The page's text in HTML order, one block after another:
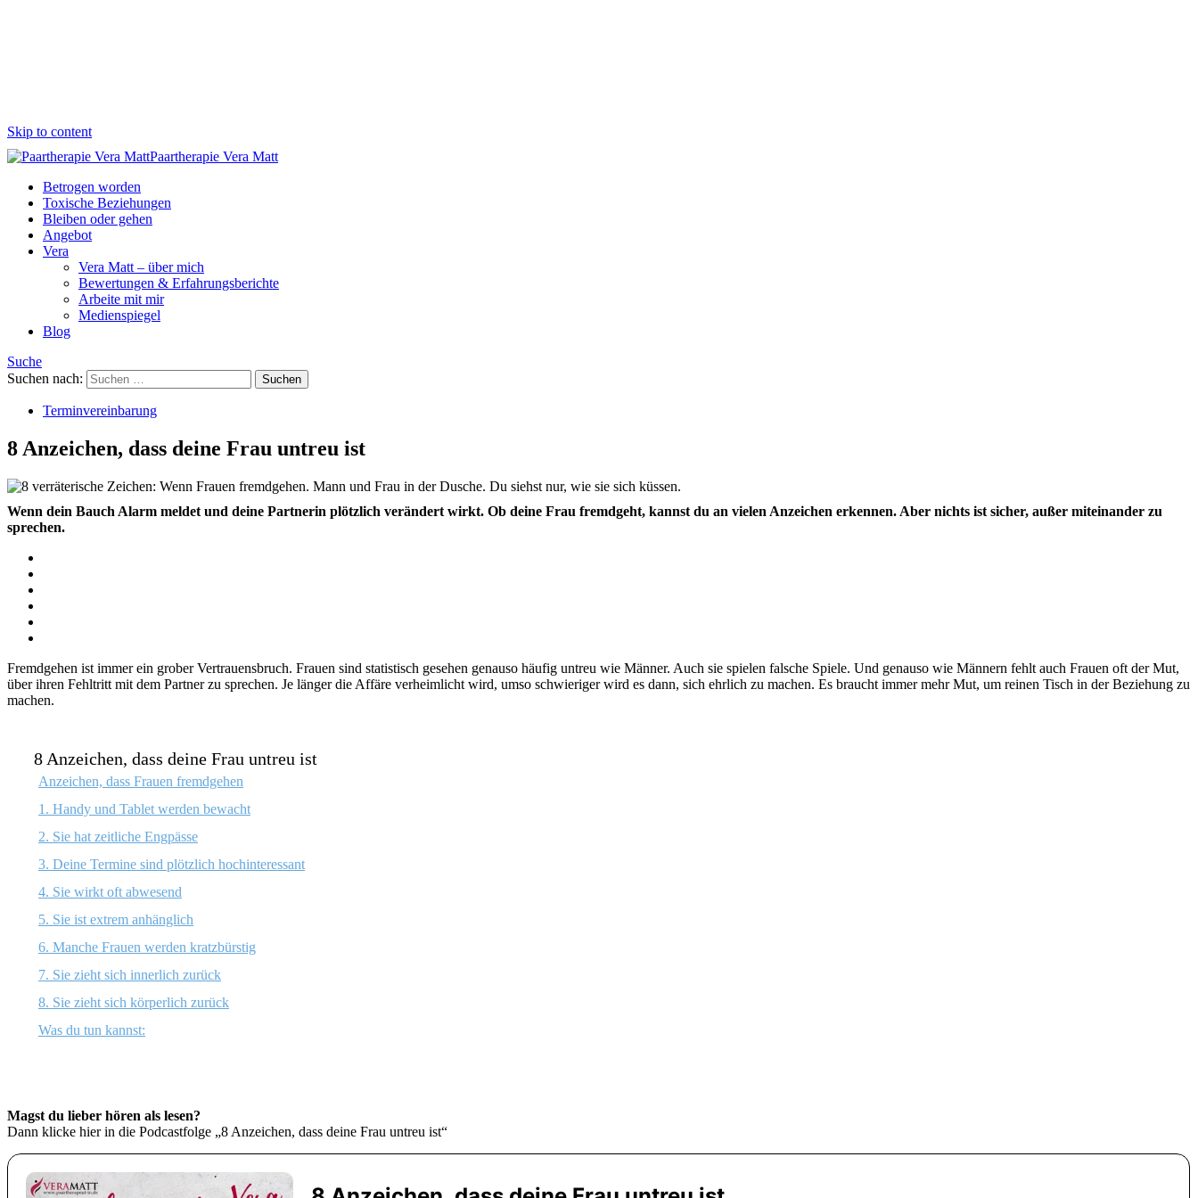
Skip to content
Paartherapie Vera Matt
Betrogen worden
Toxische Beziehungen
Bleiben oder gehen
Angebot
Vera
Vera Matt – über mich
Bewertungen & Erfahrungsberichte
Arbeite mit mir
Medienspiegel
Blog
Suche
Suchen nach:
Terminvereinbarung
8 Anzeichen, dass deine Frau untreu ist
Wenn dein Bauch Alarm meldet und deine Partnerin plötzlich verändert wirkt. Ob deine Frau fremdgeht, kannst du an vielen Anzeichen erkennen. Aber nichts ist sicher, außer miteinander zu
sprechen.
Fremdgehen ist immer ein grober Vertrauensbruch. Frauen sind statistisch gesehen genauso häufig untreu wie Männer. Auch sie spielen falsche Spiele. Und genauso wie Männern fehlt auch Frauen oft der Mut,
über ihren Fehltritt mit dem Partner zu sprechen. Je länger die Affäre verheimlicht wird, umso schwieriger wird es dann, sich ehrlich zu machen. Es braucht immer mehr Mut, um reinen Tisch in der Beziehung zu
machen.
8 Anzeichen, dass deine Frau untreu ist
Anzeichen, dass Frauen fremdgehen
1. Handy und Tablet werden bewacht
2. Sie hat zeitliche Engpässe
3. Deine Termine sind plötzlich hochinteressant
4. Sie wirkt oft abwesend
5. Sie ist extrem anhänglich
6. Manche Frauen werden kratzbürstig
7. Sie zieht sich innerlich zurück
8. Sie zieht sich körperlich zurück
Was du tun kannst:
Magst du lieber hören als lesen?
Dann klicke hier in die Podcastfolge „8 Anzeichen, dass deine Frau untreu ist“